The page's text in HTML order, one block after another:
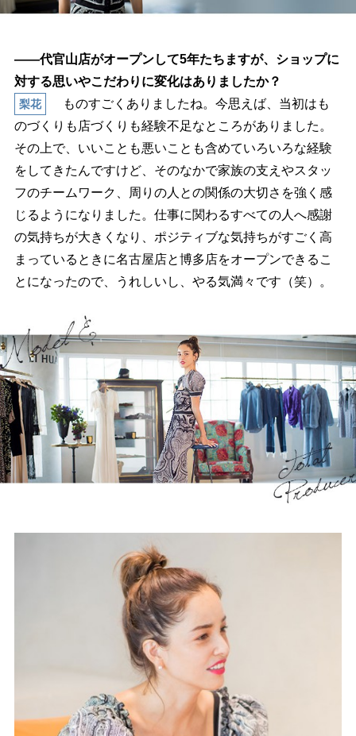
――代官山店がオープンして5年たちますが、ショップに
対する思いやこだわりに変化はありましたか？
梨花
ものすごくありましたね。今思えば、当初はも
のづくりも店づくりも経験不足なところがありました。
その上で、いいことも悪いことも含めていろいろな経験
をしてきたんですけど、そのなかで家族の支えやスタッ
フのチームワーク、周りの人との関係の大切さを強く感
じるようになりました。仕事に関わるすべての人へ感謝
の気持ちが大きくなり、ポジティブな気持ちがすごく高
まっているときに名古屋店と博多店をオープンできるこ
とになったので、うれしいし、やる気満々です（笑）。